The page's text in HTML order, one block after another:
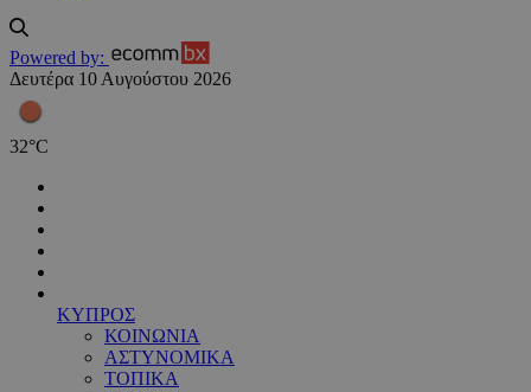
Powered by:
Δευτέρα 10 Αυγούστου 2026
32°C
ΚΥΠΡΟΣ
ΚΟΙΝΩΝΙΑ
ΑΣΤΥΝΟΜΙΚΑ
ΤΟΠΙΚΑ